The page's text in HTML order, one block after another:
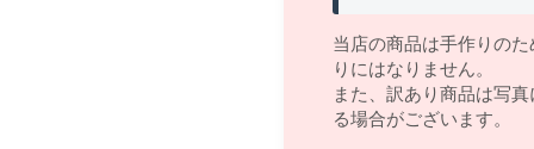
当店の商品は手作りの
りにはなりません。
また、訳あり商品は写
る場合がございます。